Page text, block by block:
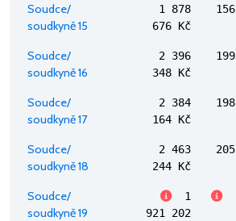
Soudce/
soudkyně 15
1 878
676 Kč
Soudce/
soudkyně 16
2 396
348 Kč
Soudce/
soudkyně 17
2 384
164 Kč
Soudce/
soudkyně 18
2 463
244 Kč
Soudce/
soudkyně 19
1
921 202